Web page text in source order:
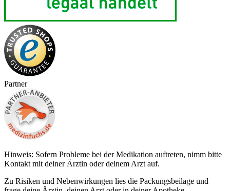
Partner
Hinweis: Sofern Probleme bei der Medikation auftreten, nimm bitte
Kontakt mit deiner Ärztin oder deinem Arzt auf.
Zu Risiken und Nebenwirkungen lies die Packungsbeilage und